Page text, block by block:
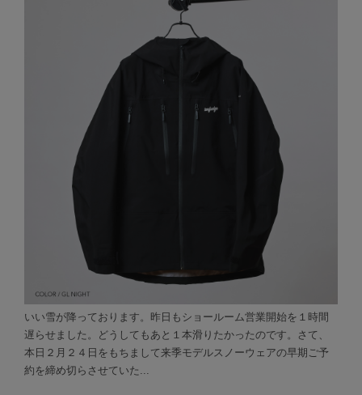
いい雪が降っております。昨日もショールーム営業開始を１時間
遅らせました。どうしてもあと１本滑りたかったのです。さて、
本日２月２４日をもちまして来季モデルスノーウェアの早期ご予
約を締め切らさせていた...